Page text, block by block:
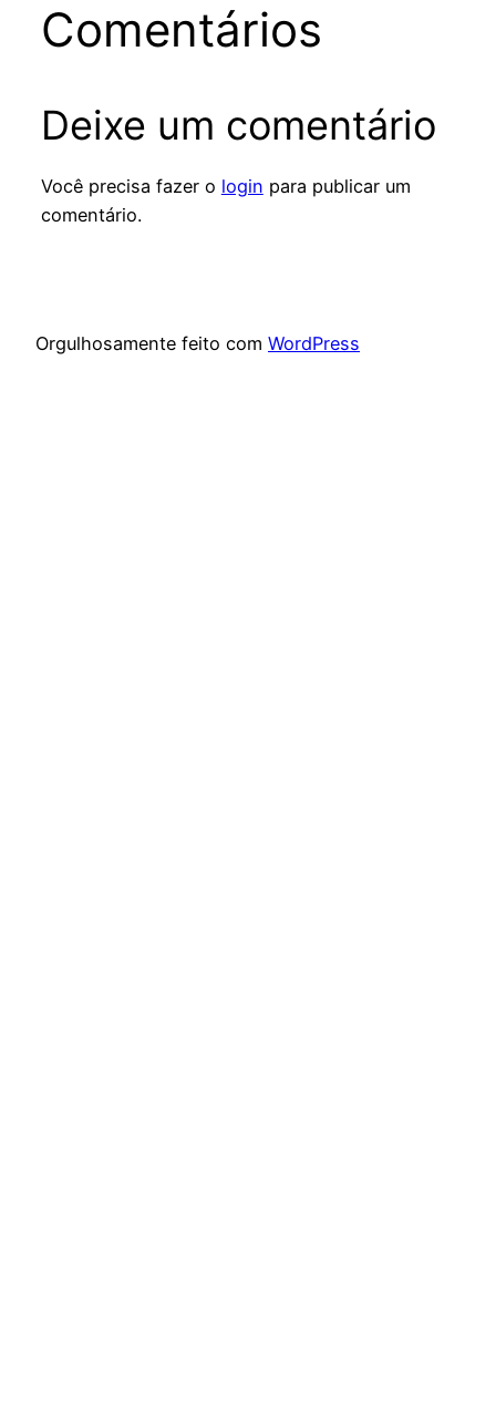
Comentários
Deixe um comentário
Você precisa fazer o login para publicar um
comentário.
Orgulhosamente feito com WordPress